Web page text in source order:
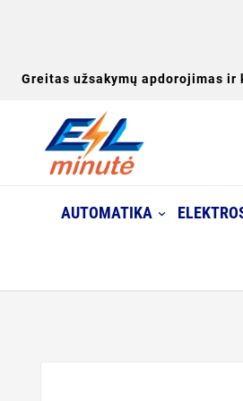
Greitas užsakymų apdorojimas
AUTOMATIKA